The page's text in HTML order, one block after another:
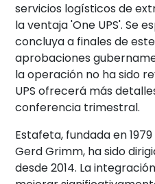
servicios logísticos de
la ventaja 'One UPS'. Se
concluya a finales de
aprobaciones
la operación no ha sido
UPS ofrecerá más
conferencia trimestral.
Estafeta, fundada en
Gerd Grimm, ha sido
desde 2014. La